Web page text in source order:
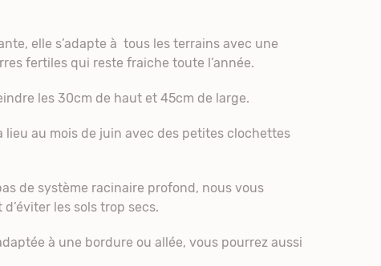
elle s’adapte à tous les terrains avec une
fertiles qui reste fraiche toute l’année.
les 30cm de haut et 45cm de large.
lieu au mois de juin avec des petites clochettes
de système racinaire profond, nous vous
les sols trop secs.
à une bordure ou allée, vous pourrez aussi